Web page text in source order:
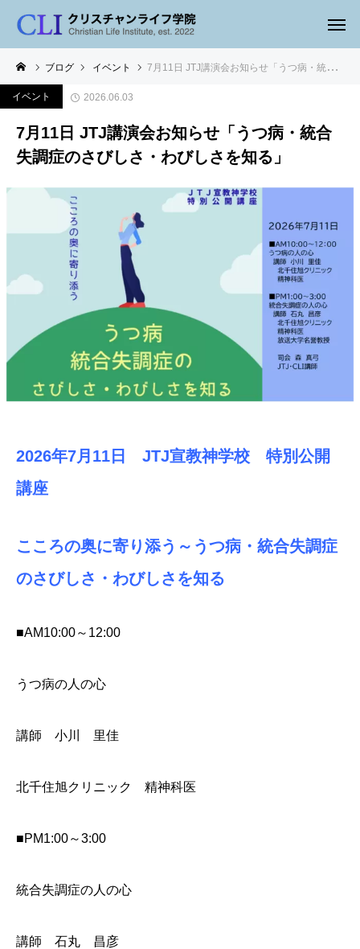
ブログ イベント 7月11日 JTJ講演会お知らせ「うつ病・統合失調症のさびしさ・わびしさを知る」
イベント 2026.06.03
7月11日 JTJ講演会お知らせ「うつ病・統合
失調症のさびしさ・わびしさを知る」
2026年7月11日 JTJ宣教神学校 特別公開
講座
こころの奥に寄り添う～うつ病・統合失調症
のさびしさ・わびしさを知る
■AM10:00～12:00
うつ病の人の心
講師 小川 里佳
北千住旭クリニック 精神科医
■PM1:00～3:00
統合失調症の人の心
講師 石丸 昌彦